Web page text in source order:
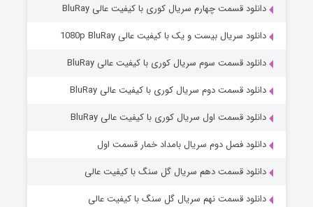
مردگان متحرک: شهر مرده ۳
قسمت۲ (زیرنویس) منتشر شد
دانلود قسمت چهارم سریال کوری با کیفیت عالی BluRay
دانلود سریال بیست و یک با کیفیت عالی 1080p BluRay
دانلود قسمت سوم سریال کوری با کیفیت عالی BluRay
دانلود قسمت دوم سریال کوری با کیفیت عالی BluRay
دانلود قسمت اول سریال کوری با کیفیت عالی BluRay
دانلود فصل دوم سریال بامداد خمار قسمت اول
دانلود قسمت دهم سریال گل سنگ با کیفیت عالی
دانلود قسمت نهم سریال گل سنگ با کیفیت عالی